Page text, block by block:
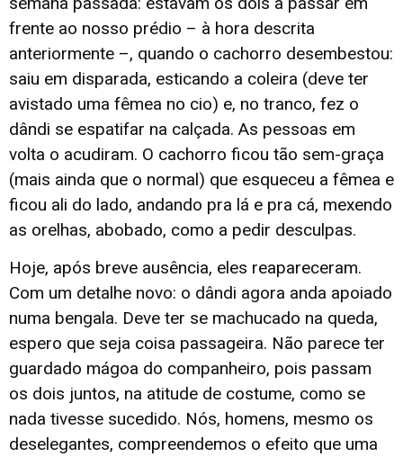
frente ao nosso prédio – à hora descrita
anteriormente –, quando o cachorro desembestou:
saiu em disparada, esticando a coleira (deve ter
avistado uma fêmea no cio) e, no tranco, fez o
dândi se espatifar na calçada. As pessoas em
volta o acudiram. O cachorro ficou tão sem-graça
(mais ainda que o normal) que esqueceu a fêmea e
ficou ali do lado, andando pra lá e pra cá, mexendo
as orelhas, abobado, como a pedir desculpas.
Hoje, após breve ausência, eles reapareceram.
Com um detalhe novo: o dândi agora anda apoiado
numa bengala. Deve ter se machucado na queda,
espero que seja coisa passageira. Não parece ter
guardado mágoa do companheiro, pois passam
os dois juntos, na atitude de costume, como se
nada tivesse sucedido. Nós, homens, mesmo os
deselegantes, compreendemos o efeito que uma